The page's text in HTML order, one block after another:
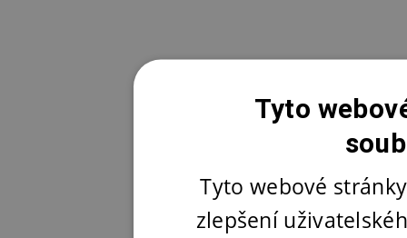
Tyto
Tyto webové
zlepšení